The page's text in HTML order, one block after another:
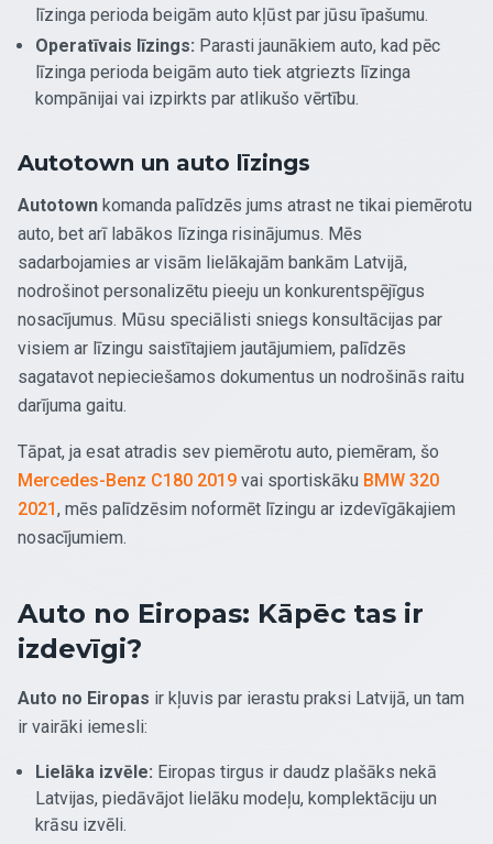
līzinga perioda beigām auto kļūst par jūsu īpašumu.
Operatīvais līzings: Parasti jaunākiem auto, kad pēc
līzinga perioda beigām auto tiek atgriezts līzinga
kompānijai vai izpirkts par atlikušo vērtību.
Autotown un auto līzings
Autotown komanda palīdzēs jums atrast ne tikai piemērotu
auto, bet arī labākos līzinga risinājumus. Mēs
sadarbojamies ar visām lielākajām bankām Latvijā,
nodrošinot personalizētu pieeju un konkurentspējīgus
nosacījumus. Mūsu speciālisti sniegs konsultācijas par
visiem ar līzingu saistītajiem jautājumiem, palīdzēs
sagatavot nepieciešamos dokumentus un nodrošinās raitu
darījuma gaitu.
Tāpat, ja esat atradis sev piemērotu auto, piemēram, šo
Mercedes-Benz C180 2019 vai sportiskāku BMW 320
2021, mēs palīdzēsim noformēt līzingu ar izdevīgākajiem
nosacījumiem.
Auto no Eiropas: Kāpēc tas ir
izdevīgi?
Auto no Eiropas ir kļuvis par ierastu praksi Latvijā, un tam
ir vairāki iemesli:
Lielāka izvēle: Eiropas tirgus ir daudz plašāks nekā
Latvijas, piedāvājot lielāku modeļu, komplektāciju un
krāsu izvēli.